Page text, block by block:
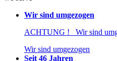
Wir sind umgezogen
ACHTUNG ! Wir sind
Wir sind umgezogen
Seit 46 Jahren